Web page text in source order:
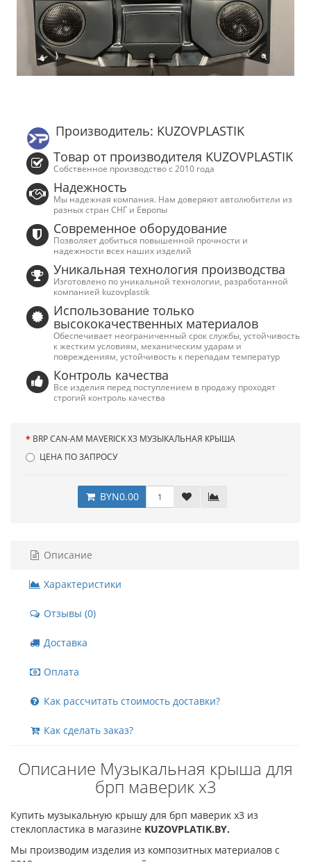
Производитель: KUZOVPLASTIK
Товар от производителя KUZOVPLASTIK
Собственное производство с 2010 года
Надежность
Мы надежная компания. Нам доверяют автолюбители из
разных стран СНГ и Европы
Современное оборудование
Позволяет добиться повышенной прочности и
надежности всех наших изделий
Уникальная технология производства
Изготовлено по уникальной технологии, разработанной
компанией kuzovplastik
Использование только
высококачественных материалов
Обеспечивает неограниченный срок службы, устойчивость
к жестким условиям, механическим ударам и
повреждениям, устойчивость к перепадам температур
Контроль качества
Все изделия перед поступлением в продажу проходят
строгий контроль качества
BRP CAN-AM MAVERICK X3 МУЗЫКАЛЬНАЯ КРЫША
ЦЕНА ПО ЗАПРОСУ
BYN0.00
Описание
Характеристики
Отзывы (0)
Доставка
Оплата
Как рассчитать стоимость доставки?
Как сделать заказ?
Описание Музыкальная крыша для
брп маверик х3
Купить музыкальную крышу для брп маверик х3 из
стеклопластика в магазине KUZOVPLATIK.BY.
Мы производим изделия из композитных материалов с